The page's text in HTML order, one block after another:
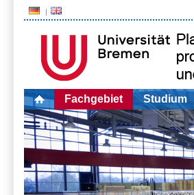
Fachgebiet Studium